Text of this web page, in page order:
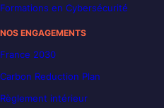
Formations en Cybersécurité
NOS ENGAGEMENTS
France 2030
Carbon Reduction Plan
Règlement intérieur